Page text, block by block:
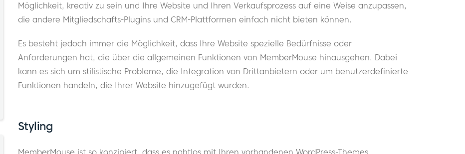
Möglichkeit, kreativ zu sein und Ihre Website und Ihren Verkaufsprozess auf eine Weise anzupassen,
die andere Mitgliedschafts-Plugins und CRM-Plattformen einfach nicht bieten können.
Es besteht jedoch immer die Möglichkeit, dass Ihre Website spezielle Bedürfnisse oder
Anforderungen hat, die über die allgemeinen Funktionen von MemberMouse hinausgehen. Dabei
kann es sich um stilistische Probleme, die Integration von Drittanbietern oder um benutzerdefinierte
Funktionen handeln, die Ihrer Website hinzugefügt wurden.
Styling
MemberMouse ist so konzipiert, dass es nahtlos mit Ihren vorhandenen WordPress-Themes